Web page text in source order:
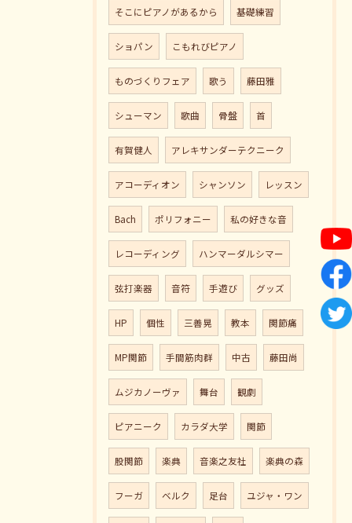
そこにピアノがあるから 基礎練習
ショパン こもれびピアノ
ものづくりフェア 歌う 藤田雅
シューマン 歌曲 骨盤 首
有賀健人 アレキサンダーテクニーク
アコーディオン シャンソン レッスン
Bach ポリフォニー 私の好きな音
レコーディング ハンマーダルシマー
弦打楽器 音符 手遊び グッズ
HP 個性 三善晃 教本 関節痛
MP関節 手間筋肉群 中古 藤田尚
ムジカノーヴァ 舞台 観劇
ピアニーク カラダ大学 関節
股関節 楽典 音楽之友社 楽典の森
フーガ ベルク 足台 ユジャ・ワン